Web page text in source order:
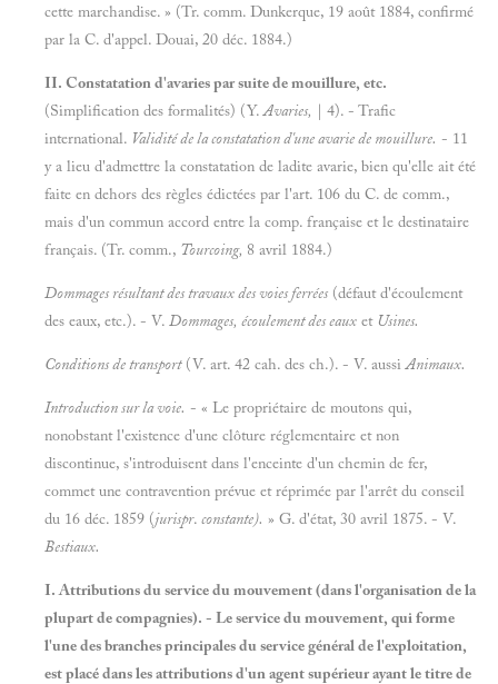
cette marchandise. » (Tr. comm. Dunkerque, 19 août 1884, confirmé
par la C. d'appel. Douai, 20 déc. 1884.)
II. Constatation d'avaries par suite de mouillure, etc.
(Simplification des formalités) (Y.Avaries, | 4). - Trafic
international. Validité de la constatation d'une avarie de mouillure. - 11
y a lieu d'admettre la constatation de ladite avarie, bien qu'elle ait été
faite en dehors des règles édictées par l'art. 106 du C. de comm.,
mais d'un commun accord entre la comp. française et le destinataire
français. (Tr. comm., Tourcoing, 8 avril 1884.)
Dommages résultant des travaux des voies ferrées (défaut d'écoulement
des eaux, etc.). - V. Dommages, écoulement des eaux et Usines.
Conditions de transport(V. art. 42 cah. des ch.). - V. aussiAnimaux.
Introduction sur la voie. - « Le propriétaire de moutons qui,
nonobstant l'existence d'une clôture réglementaire et non
discontinue, s'introduisent dans l'enceinte d'un chemin de fer,
commet une contravention prévue et réprimée par l'arrêt du conseil
du 16 déc. 1859 (jurispr. constante). » G. d'état, 30 avril 1875. - V.
Bestiaux.
I. Attributions du service du mouvement (dans l'organisation de la
plupart de compagnies). - Le service du mouvement, qui forme
l'une des branches principales du service général de l'exploitation,
est placé dans les attributions d'un agent supérieur ayant le titre de